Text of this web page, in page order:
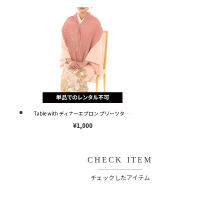
Table with ディナーエプロン プリーツタイプ ピンク OP001 ※単品レンタル不可※
¥1,000
CHECK ITEM
チェックしたアイテム